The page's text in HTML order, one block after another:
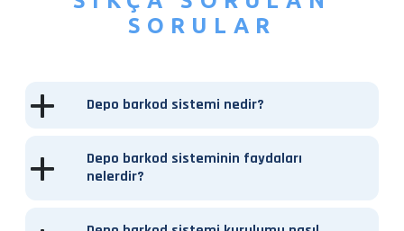
SORULAR
Depo barkod sistemi nedir?
Depo barkod sisteminin faydaları
nelerdir?